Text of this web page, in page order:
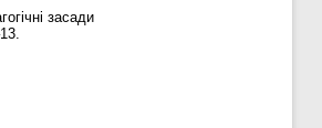
засади